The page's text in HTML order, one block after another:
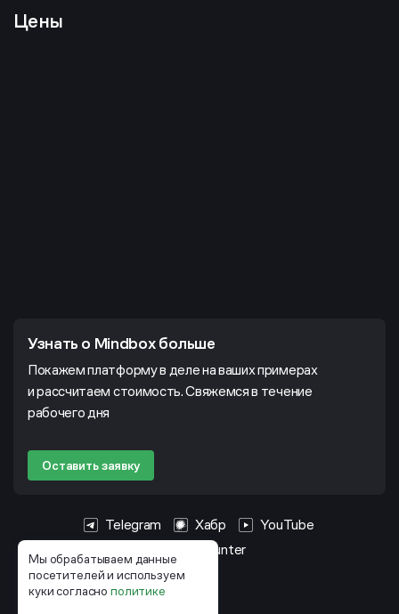
Мы обрабатываем данные
посетителей и используем
куки согласнополитике
Цены
Узнать о Mindbox больше
Покажем платформу в деле на ваших примерах
и рассчитаем стоимость. Свяжемся в течение
рабочего дня
Оставить заявку
Telegram Хабр
YouTube
HeadHunter